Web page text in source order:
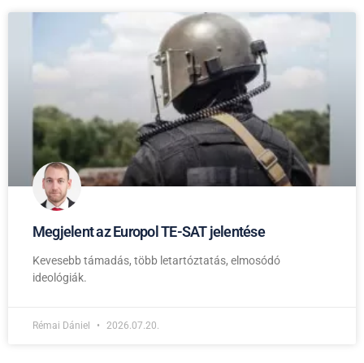
Megjelent az Europol TE-SAT jelentése
Kevesebb támadás, több letartóztatás, elmosódó
ideológiák.
Rémai Dániel 2026.07.20.